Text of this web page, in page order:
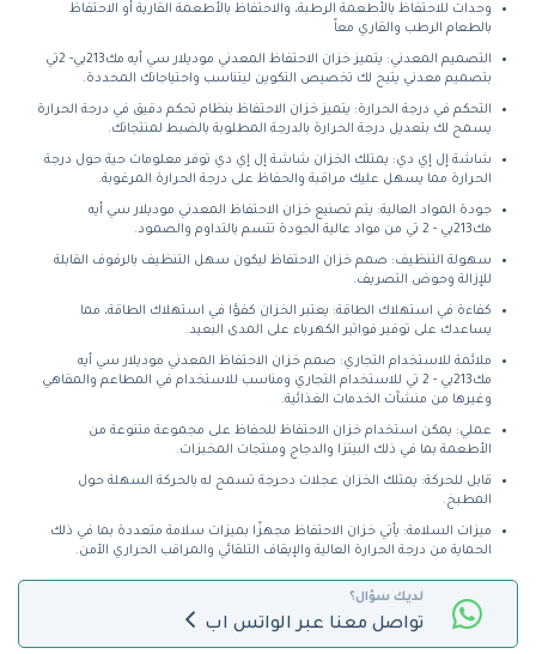
وحدات للاحتفاظ بالأطعمة الرطبة، والاحتفاظ بالأطعمة القارية أو الاحتفاظ
بالطعام الرطب والقاري معاً
التصميم المعدني: يتميز خزان الاحتفاظ المعدني موديلار سي أيه مك213بي- 2تي
بتصميم معدني يتيح لك تخصيص التكوين ليتناسب واحتياجاتك المحددة.
التحكم في درجة الحرارة: يتميز خزان الاحتفاظ بنظام تحكم دقيق في درجة الحرارة
يسمح لك بتعديل درجة الحرارة بالدرجة المطلوبة بالضبط لمنتجاتك.
شاشة إل إي دي: يمتلك الخزان شاشة إل إي دي توفر معلومات حية حول درجة
الحرارة مما يسهل عليك مراقبة والحفاظ على درجة الحرارة المرغوبة.
جودة المواد العالية: يتم تصنيع خزان الاحتفاظ المعدني موديلار سي أيه
مك213بي - 2 تي من مواد عالية الجودة تتسم بالتداوم والصمود.
سهولة التنظيف: صمم خزان الاحتفاظ ليكون سهل التنظيف بالرفوف القابلة
للإزالة وحوض التصريف.
كفاءة في استهلاك الطاقة: يعتبر الخزان كفؤا في استهلاك الطاقة، مما
يساعدك على توفير فواتير الكهرباء على المدى البعيد.
ملائمة للاستخدام التجاري: صمم خزان الاحتفاظ المعدني موديلار سي أيه
مك213بي - 2 تي للاستخدام التجاري ومناسب للاستخدام في المطاعم والمقاهي
وغيرها من منشآت الخدمات الغذائية.
عملي: يمكن استخدام خزان الاحتفاظ للحفاظ على مجموعة متنوعة من
الأطعمة بما في ذلك البيتزا والدجاج ومنتجات المخبزات.
قابل للحركة: يمتلك الخزان عجلات دحرجة تسمح له بالحركة السهلة حول
المطبخ.
ميزات السلامة: يأتي خزان الاحتفاظ مجهزًا بميزات سلامة متعددة بما في ذلك
الحماية من درجة الحرارة العالية والإيقاف التلقائي والمراقب الحراري الآمن.
لديك سؤال؟
تواصل معنا عبر الواتس اب